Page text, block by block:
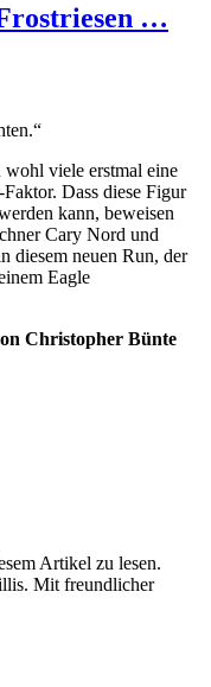
…
viele erstmal eine
Dass diese Figur
kann, beweisen
Cary Nord und
diesem neuen Run, der
Eagle
Christopher Bünte
Artikel zu lesen.
Mit freundlicher